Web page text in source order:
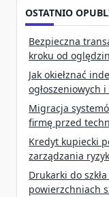
OSTATNIO
Bezpieczna
kroku od
Jak okiełznać
ogłoszeniowych
Migracja
firmę przed
Kredyt kupiecki
zarządzania
Drukarki do
powierzchniach